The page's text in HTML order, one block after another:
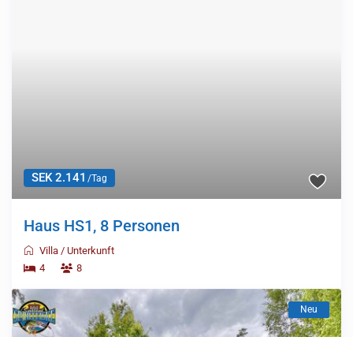
SEK 2.141 /Tag
Haus HS1, 8 Personen
Villa /Unterkunft
4
8
Neu